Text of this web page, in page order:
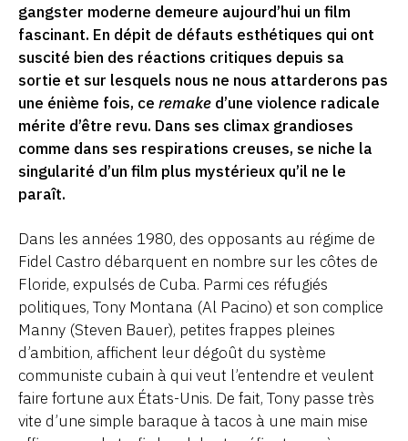
gangster moderne demeure aujourd’hui un film
fascinant. En dépit de défauts esthétiques qui ont
suscité bien des réactions critiques depuis sa
sortie et sur lesquels nous ne nous attarderons pas
une énième fois, ce remake d’une violence radicale
mérite d’être revu. Dans ses climax grandioses
comme dans ses respirations creuses, se niche la
singularité d’un film plus mystérieux qu’il ne le
paraît.
Dans les années 1980, des opposants au régime de
Fidel Castro débarquent en nombre sur les côtes de
Floride, expulsés de Cuba. Parmi ces réfugiés
politiques, Tony Montana (Al Pacino) et son complice
Manny (Steven Bauer), petites frappes pleines
d’ambition, affichent leur dégoût du système
communiste cubain à qui veut l’entendre et veulent
faire fortune aux États-Unis. De fait, Tony passe très
vite d’une simple baraque à tacos à une main mise